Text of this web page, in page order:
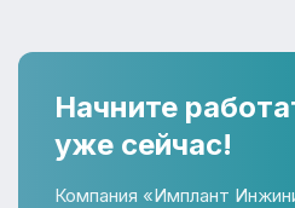
Начните
уже сейчас!
Компания «Имплант